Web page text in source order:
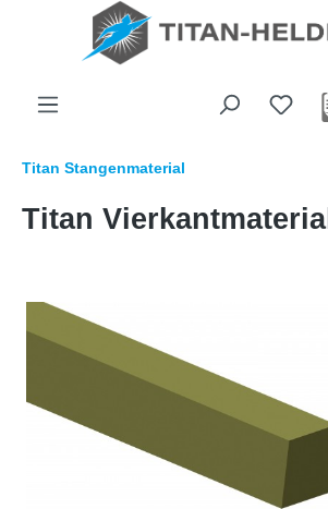
springen
Titan Stangenmaterial
Titan Vierkantmaterial
Bildergalerie überspringen